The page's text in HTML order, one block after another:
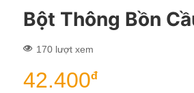
Bột Thông Bồn
170 lượt xem
42.400đ